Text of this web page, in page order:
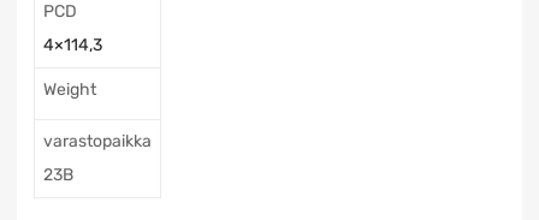
PCD
4×114,3
Weight
varastopaikka
23B